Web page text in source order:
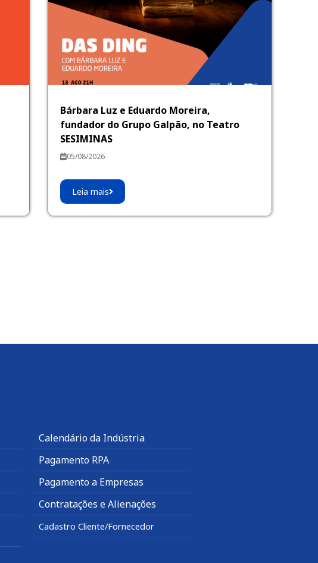
Bárbara Luz e Eduardo Moreira,
fundador do Grupo Galpão, no Teatro
SESIMINAS
05/08/2026
Leia mais
Calendário da Indústria
Pagamento RPA
Pagamento a Empresas
Contratações e Alienações
Cadastro Cliente/Fornecedor